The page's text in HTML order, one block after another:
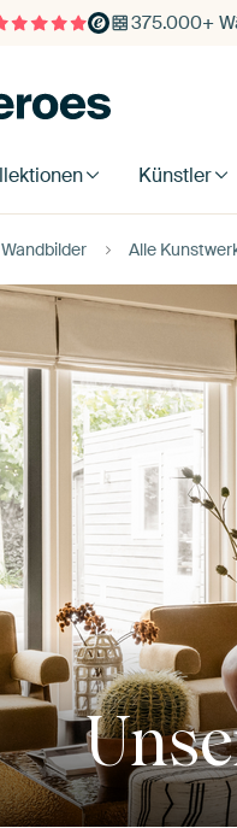
375.000+
Künstler
Wandbilder Alle